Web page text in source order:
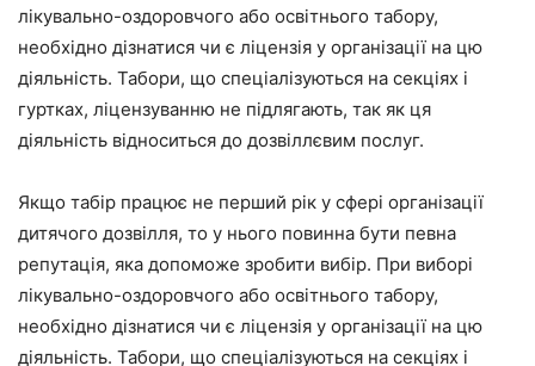
лікувально-оздоровчого або освітнього табору,
необхідно дізнатися чи є ліцензія у організації на цю
діяльність. Табори, що спеціалізуються на секціях і
гуртках, ліцензуванню не підлягають, так як ця
діяльність відноситься до дозвіллєвим послуг.
Якщо табір працює не перший рік у сфері організації
дитячого дозвілля, то у нього повинна бути певна
репутація, яка допоможе зробити вибір. При виборі
лікувально-оздоровчого або освітнього табору,
необхідно дізнатися чи є ліцензія у організації на цю
діяльність. Табори, що спеціалізуються на секціях і